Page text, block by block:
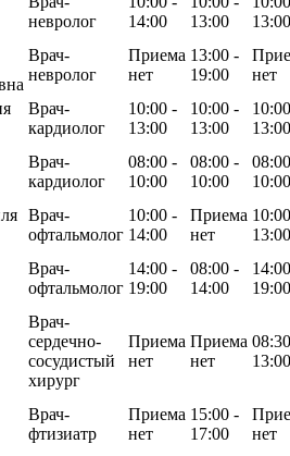
невролог
14:00
13:00
13:00
Врач-
невролог
Приема
нет
13:00 -
19:00
нет
Врач-
кардиолог
10:00 -
13:00
10:00 -
13:00
13:00
Врач-
кардиолог
08:00 -
10:00
08:00 -
10:00
10:00
Врач-
офтальмолог
10:00 -
14:00
Приема
нет
13:00
Врач-
офтальмолог
14:00 -
19:00
08:00 -
14:00
19:00
Врач-
сердечно-
сосудистый
хирург
Приема
нет
Приема
нет
13:00
Врач-
фтизиатр
Приема
нет
15:00 -
17:00
нет